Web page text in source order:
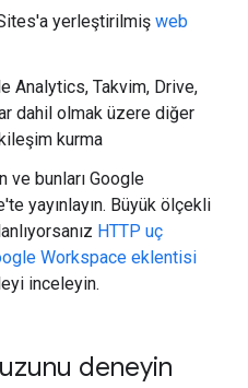
yerleştirilmiş web
Analytics, Takvim, Drive,
dahil olmak üzere diğer
kurma
ve bunları Google
yayınlayın. Büyük ölçekli
HTTP uç
Workspace eklentisi
inceleyin.
deneyin